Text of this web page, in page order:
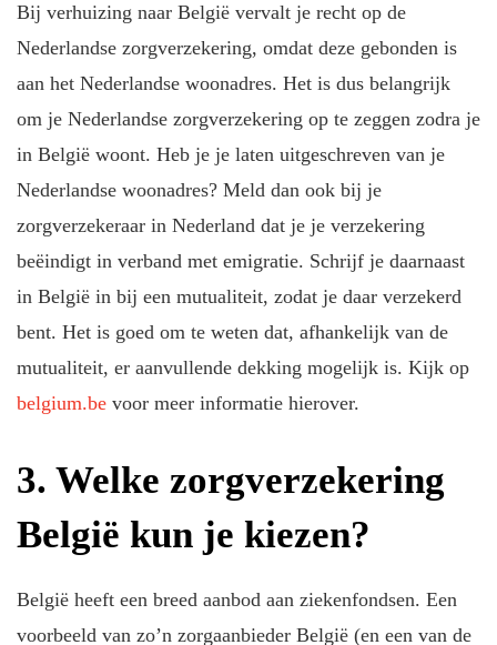
Bij verhuizing naar België vervalt je recht op de
Nederlandse zorgverzekering, omdat deze gebonden is
aan het Nederlandse woonadres. Het is dus belangrijk
om je Nederlandse zorgverzekering op te zeggen zodra je
in België woont. Heb je je laten uitgeschreven van je
Nederlandse woonadres? Meld dan ook bij je
zorgverzekeraar in Nederland dat je je verzekering
beëindigt in verband met emigratie. Schrijf je daarnaast
in België in bij een mutualiteit, zodat je daar verzekerd
bent. Het is goed om te weten dat, afhankelijk van de
mutualiteit, er aanvullende dekking mogelijk is. Kijk op
belgium.bevoor meer informatie hierover.
3. Welke zorgverzekering
België kun je kiezen?
België heeft een breed aanbod aan ziekenfondsen. Een
voorbeeld van zo’n zorgaanbieder België (en een van de